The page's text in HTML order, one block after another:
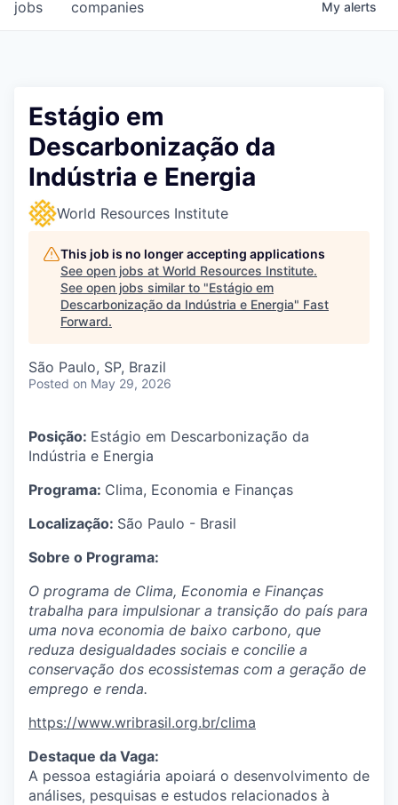
jobs companies My alerts
Estágio em
Descarbonização da
Indústria e Energia
World Resources Institute
This job is no longer accepting applications
See open jobs at World Resources Institute.
See open jobs similar to "Estágio em
Descarbonização da Indústria e Energia" Fast
Forward.
São Paulo, SP, Brazil
Posted on May 29, 2026
Posição: Estágio em Descarbonização da
Indústria e Energia
Programa: Clima, Economia e Finanças
Localização: São Paulo - Brasil
Sobre o Programa:
O programa de Clima, Economia e Finanças
trabalha para impulsionar a transição do país para
uma nova economia de baixo carbono, que
reduza desigualdades sociais e concilie a
conservação dos ecossistemas com a geração de
emprego e renda.
https://www.wribrasil.org.br/clima
Destaque da Vaga:
A pessoa estagiária apoiará o desenvolvimento de
análises, pesquisas e estudos relacionados à